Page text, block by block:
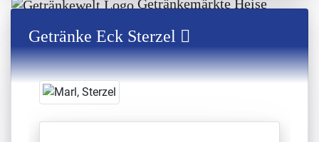
Getränkemärkte Heise
Bahnhofstr. 305
44579 Castrop-Rauxel
Öffnungszeiten:
Mo. - Fr. 09:00 - 20:00 Uhr
Getränke Eck Sterzel